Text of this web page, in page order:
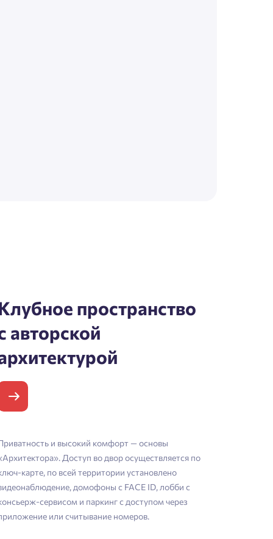
пространство
авторской
и высокий комфорт — основы
Доступ во двор осуществляется по
карте, по всей территории установлено
домофоны с FACE ID, лобби с
сервисом и паркинг с доступом через
или считывание номеров.